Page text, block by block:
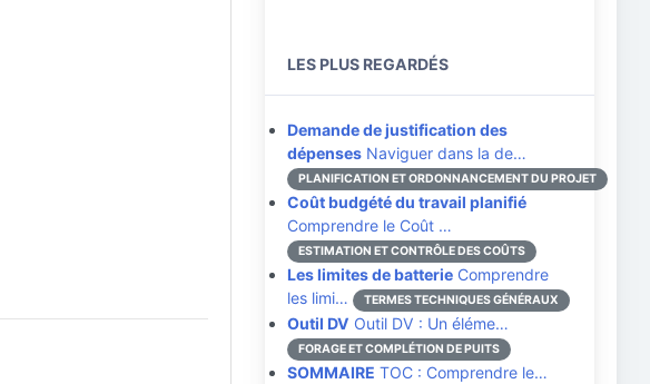
LES PLUS REGARDÉS
Demande de justification des
dépenses Naviguer dans la de…
PLANIFICATION ET ORDONNANCEMENT DU PROJET
Coût budgété du travail planifié
Comprendre le Coût …
ESTIMATION ET CONTRÔLE DES COÛTS
Les limites de batterie Comprendre
les limi…
TERMES TECHNIQUES GÉNÉRAUX
Outil DV Outil DV : Un éléme…
FORAGE ET COMPLÉTION DE PUITS
SOMMAIRE TOC : Comprendre le…